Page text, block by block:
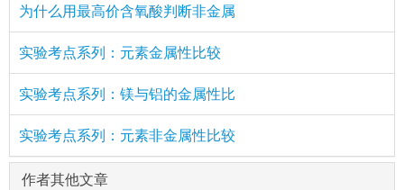
为什么用最高价含氧酸判断非金属
实验考点系列：元素金属性比较
实验考点系列：镁与铝的金属性比
实验考点系列：元素非金属性比较
作者其他文章